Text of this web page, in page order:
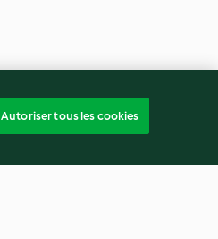
Autoriser tous les cookies